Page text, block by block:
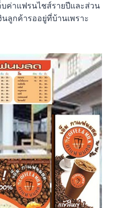
ค่าแฟรนไชส์รายปีและส่วน
ลูกค้ารออยู่ที่บ้านเพราะ